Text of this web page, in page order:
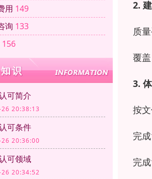
用 149
询 133
156
可简介
20:38:13
可条件
20:36:00
可领域
20:34:52
2.
质
覆
3.
按
完成
完成